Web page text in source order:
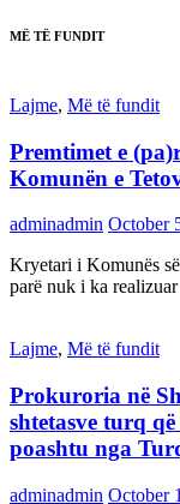
MË TË FUNDIT
Lajme, Më të fundit
Premtimet e
Komunën e
adminadmin October
Kryetari i Komunës
parë nuk i ka
Lajme, Më të fundit
Prokuroria në
shtetasve turq
poashtu nga
adminadmin October